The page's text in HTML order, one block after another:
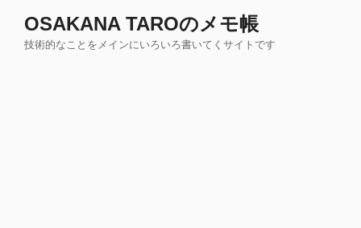
OSAKANA TAROのメモ帳
技術的なことをメインにいろいろ書いてくサイトです